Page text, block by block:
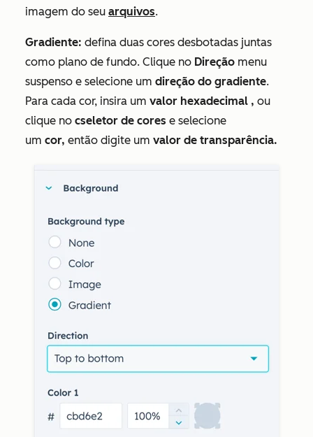
imagem do seu arquivos.
Gradiente: defina duas cores desbotadas juntas
como plano de fundo. Clique no Direção menu
suspenso e selecione um direção do gradiente.
Para cada cor, insira um valor hexadecimal , ou
clique no cseletor de cores e selecione
um cor, então digite um valor de transparência.